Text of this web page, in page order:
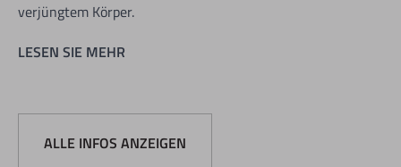
verjüngtem Körper.
Rundlaufgenauigkeit 0,01 und bei der MK6 mit 0,02.
LESEN SIE MEHR
ALLE INFOS ANZEIGEN